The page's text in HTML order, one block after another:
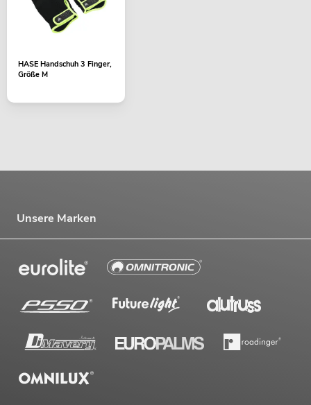
HASE Handschuh 3 Finger,
Größe M
Unsere Marken